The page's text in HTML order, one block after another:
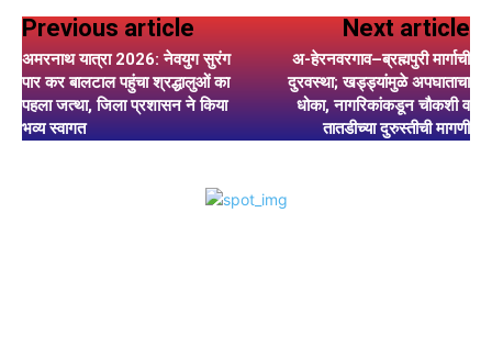
Previous article
अमरनाथ यात्रा 2026: नेवयुग सुरंग
पार कर बालटाल पहुंचा श्रद्धालुओं का
पहला जत्था, जिला प्रशासन ने किया
भव्य स्वागत
Next article
अ-हेरनवरगाव–ब्रह्मपुरी मार्गाची
दुरवस्था; खड्ड्यांमुळे अपघाताचा
धोका, नागरिकांकडून चौकशी व
तातडीच्या दुरुस्तीची मागणी